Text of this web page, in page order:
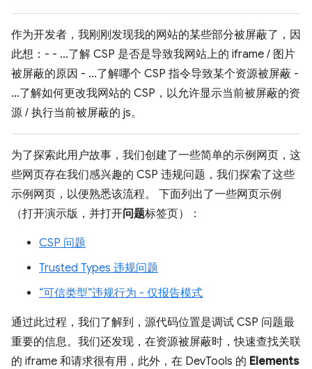
作为开发者，我刚刚发现我的网站的某些部分被屏蔽了，因
此想：- - ...了解 CSP 是否是导致我网站上的 iframe / 图片
被屏蔽的原因 - ...了解哪个 CSP 指令导致某个资源被屏蔽 -
...了解如何更改我网站的 CSP，以允许显示当前被屏蔽的资
源 / 执行当前被屏蔽的 js。
为了探索此用户故事，我们创建了一些简单的示例网页，这
些网页存在我们感兴趣的 CSP 违规问题，我们探索了这些
示例网页，以便熟悉该流程。 下面列出了一些网页示例
（打开演示版，并打开问题标签页）：
CSP 问题
Trusted Types 违规问题
“可信类型”违规行为 - 仅报告模式
通过此过程，我们了解到，源代码位置是调试 CSP 问题最
重要的信息。我们还发现，在资源被屏蔽时，快速查找关联
的 iframe 和请求很有用，此外，在 DevTools 的 Elements